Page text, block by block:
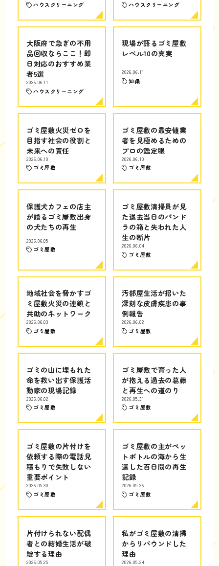
ハウスクリーニング ハウスクリーニング
大阪府で急ぎの不用
品回収ならここ！即
日対応のおすすめ業
者5選
2026.06.11
ハウスクリーニング
現場が語るゴミ屋敷
レベル10の真実
2026.06.11
知識
ゴミ屋敷火災ゼロを
目指す社会の役割と
未来への責任
2026.06.10
ゴミ屋敷
ゴミ屋敷の最安値業
者を見極めるための
プロの鑑定眼
2026.06.10
ゴミ屋敷
保護犬カフェの店主
が語るゴミ屋敷出身
の犬たちの再生
2026.06.05
ゴミ屋敷
ゴミ屋敷清掃員が見
た退去当日のパンド
ラの箱と失われた人
生の断片
2026.06.04
ゴミ屋敷
地域社会を脅かすゴ
ミ屋敷火災の連鎖と
共助のネットワーク
2026.06.03
ゴミ屋敷
汚部屋生活が招いた
深刻な皮膚疾患の事
例報告
2026.06.02
ゴミ屋敷
ゴミの山に埋もれた
命を救い出す保護活
動家の現場記録
2026.06.02
ゴミ屋敷
ゴミ屋敷で育った人
が抱える過去の葛藤
と再生への道のり
2026.05.31
ゴミ屋敷
ゴミ屋敷の片付けを
依頼する際の電話見
積もりで失敗しない
重要ポイント
2026.05.30
ゴミ屋敷
ゴミ屋敷の主がペッ
トボトルの海から生
還した百日間の再生
記録
2026.05.26
ゴミ屋敷
片付けられない配偶
者との結婚生活が破
綻する理由
2026.05.25
私がゴミ屋敷の清掃
からリバウンドした
理由
2026.05.24